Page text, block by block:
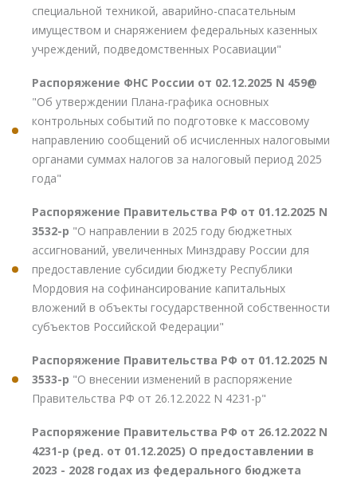
специальной техникой, аварийно-спасательным
имуществом и снаряжением федеральных казенных
учреждений, подведомственных Росавиации"
Распоряжение ФНС России от 02.12.2025 N 459@
"Об утверждении Плана-графика основных
контрольных событий по подготовке к массовому
направлению сообщений об исчисленных налоговыми
органами суммах налогов за налоговый период 2025
года"
Распоряжение Правительства РФ от 01.12.2025 N
3532-р "О направлении в 2025 году бюджетных
ассигнований, увеличенных Минздраву России для
предоставление субсидии бюджету Республики
Мордовия на софинансирование капитальных
вложений в объекты государственной собственности
субъектов Российской Федерации"
Распоряжение Правительства РФ от 01.12.2025 N
3533-р "О внесении изменений в распоряжение
Правительства РФ от 26.12.2022 N 4231-р"
Распоряжение Правительства РФ от 26.12.2022 N
4231-р (ред. от 01.12.2025) О предоставлении в
2023 - 2028 годах из федерального бюджета